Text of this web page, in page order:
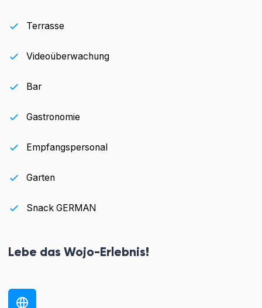
Terrasse
Videoüberwachung
Bar
Gastronomie
Empfangspersonal
Garten
Snack GERMAN
Lebe das Wojo-Erlebnis!